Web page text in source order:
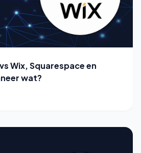
Wix, Squarespace en
wat?